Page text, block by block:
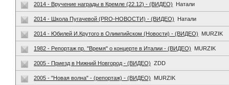
2014 - Вручение награды в Кремле (22.12) - (ВИДЕО) Натали
2014 - Школа Пугачевой (PRO-НОВОСТИ) - (ВИДЕО) Натали
2014 - Юбилей И.Крутого в Олимпийском (Новости) - (ВИДЕО) MURZIK
1982 - Репортаж пр. "Время" о концерте в Италии - (ВИДЕО) MURZIK
2005 - Приезд в Нижний Новгород - (ВИДЕО) ZDD
2005 - "Новая волна" - (репортаж) - (ВИДЕО) MURZIK